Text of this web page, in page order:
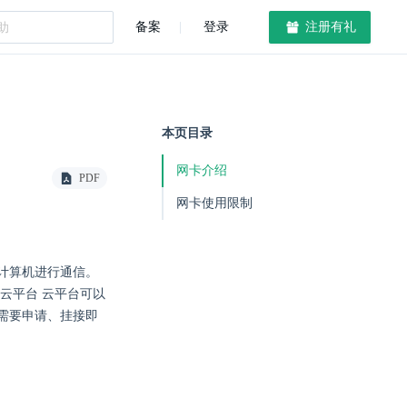
备案 登录 注册有礼
PDF
机进行通信。
平台 云平台可以
要申请、挂接即
本页目录
网卡介绍
网卡使用限制